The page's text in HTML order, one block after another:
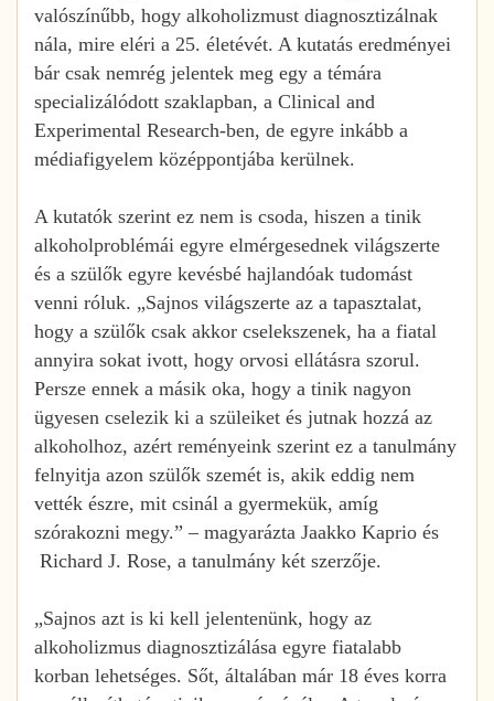
valószínűbb, hogy alkoholizmust diagnosztizálnak
nála, mire eléri a 25. életévét. A kutatás eredményei
bár csak nemrég jelentek meg egy a témára
specializálódott szaklapban, a Clinical and
Experimental Research-ben, de egyre inkább a
médiafigyelem középpontjába kerülnek.
A kutatók szerint ez nem is csoda, hiszen a tinik
alkoholproblémái egyre elmérgesednek világszerte
és a szülők egyre kevésbé hajlandóak tudomást
venni róluk. „Sajnos világszerte az a tapasztalat,
hogy a szülők csak akkor cselekszenek, ha a fiatal
annyira sokat ivott, hogy orvosi ellátásra szorul.
Persze ennek a másik oka, hogy a tinik nagyon
ügyesen cselezik ki a szüleiket és jutnak hozzá az
alkoholhoz, azért reményeink szerint ez a tanulmány
felnyitja azon szülők szemét is, akik eddig nem
vették észre, mit csinál a gyermekük, amíg
szórakozni megy.” – magyarázta Jaakko Kaprio és
Richard J. Rose, a tanulmány két szerzője.
„Sajnos azt is ki kell jelentenünk, hogy az
alkoholizmus diagnosztizálása egyre fiatalabb
korban lehetséges. Sőt, általában már 18 éves korra